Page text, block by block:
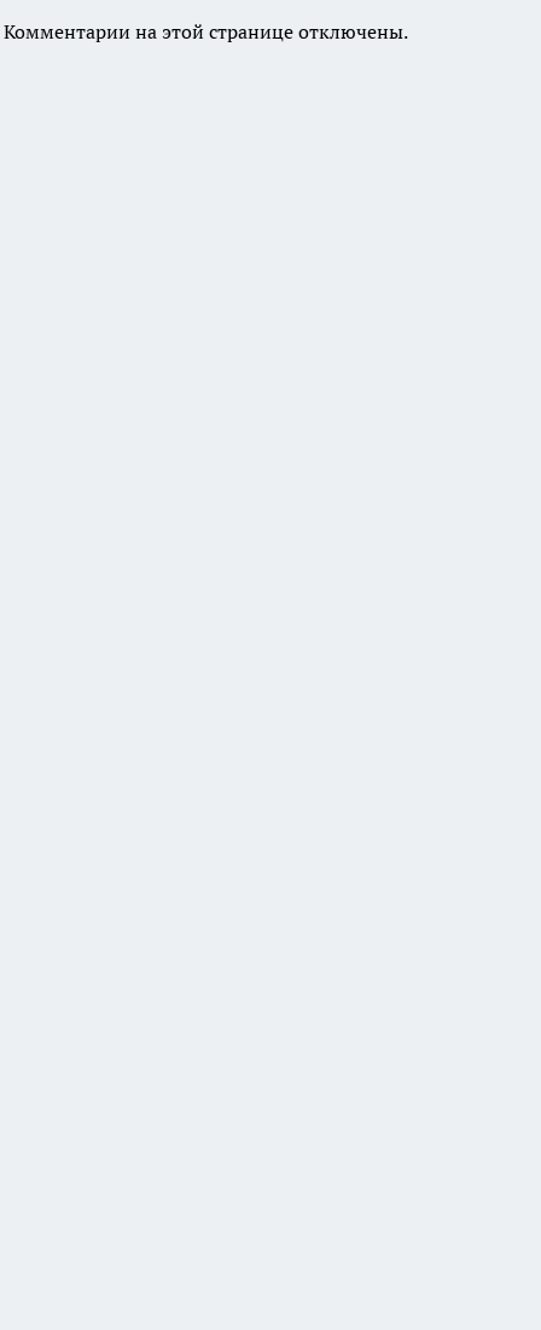
Комментарии на этой странице отключены.